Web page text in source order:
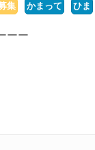
集 かまって ひま
ーー